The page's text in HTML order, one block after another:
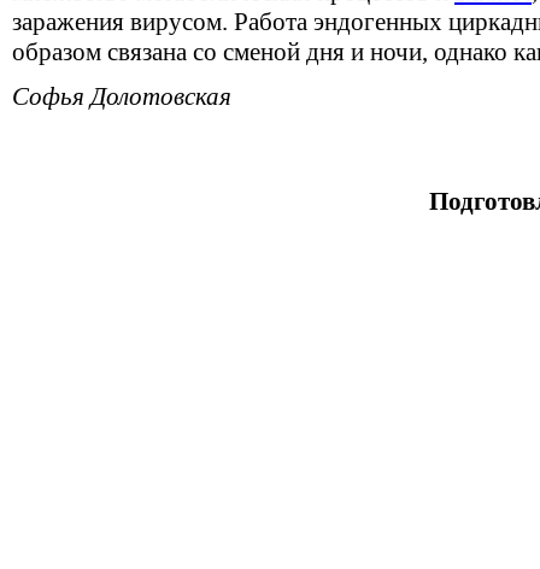
заражения вирусом. Работа эндогенных
образом связана со сменой дня и ночи, однако
Софья Долотовская